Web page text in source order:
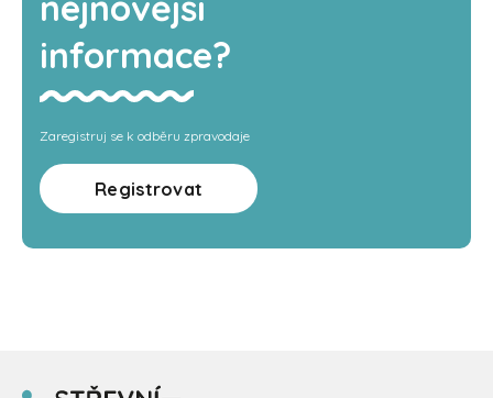
informace?
Zaregistruj se k odběru zpravodaje
Registrovat